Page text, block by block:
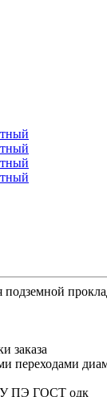
заказа
переходами
ПЭ ГОСТ одк